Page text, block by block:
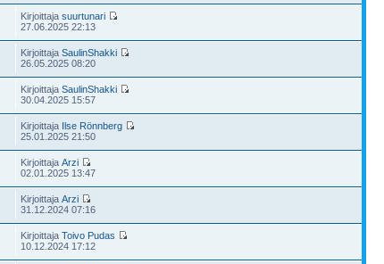
Kirjoittajasuurtunari
27.06.2025 22:13
KirjoittajaSaulinShakki
26.05.2025 08:20
KirjoittajaSaulinShakki
30.04.2025 15:57
Kirjoittaja Ilse Rönnberg
25.01.2025 21:50
KirjoittajaArzi
02.01.2025 13:47
KirjoittajaArzi
31.12.2024 07:16
KirjoittajaToivo Pudas
10.12.2024 17:12